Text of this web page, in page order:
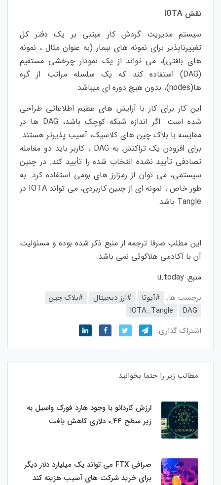
نقش IOTA
سیستم مدیریت گردش کار مبتنی بر یک دفتر کل
تغییرناپذیر برای نمونه های بیمار (به عنوان مثال ، نمونه
های بافتی)، می تواند از یک نمودار چرخشی مستقیم
(
DAG) استفاده کند که یک سلسله مراتب از گره
ها(nodes)، بدون هیچ دوره ای میباشد.
این کار برای کار با آرایش های عظیم اطلاعاتی طراحی
شده است. اگر اندازه شبکه کوچک باشد، DAG ها در
مقایسه با بلاک چین های کلاسیک، آسیب پذیرتر هستند.
برای افزودن یک تراکنش به DAG ، کاربر باید دو معامله
تصادفی تأیید نشده انتخاب شده را تأیید کند. در چنین
سیستمی، می توان از رمزارز های بومی استفاده کرد. به
طور خاص ، نمونه ای از چنین کاربردی، می تواند IOTA در
Tangle باشد.
این مطلب صرفا ترجمه از منبع ذکر شده بوده و مسئولیت
آن با آکادمی هلاکوئی نمی باشد.
منبع: u.today
برچسب ها: #آیوتا #ارز دبجیتال
#بلاک‌ چین
DAG
IOTA_Tangle
اشتراک گذاری:
مطالب زیر را حتما بخوانید
ارزش کاردانو با وجود هارد فورک واسیل به
زیر سطح 0.44 دلاری کاهش یافت
صرافی FTX می تواند یک میلیارد دلار دیگر
برای خرید شرکت های آسیب هزینه کند